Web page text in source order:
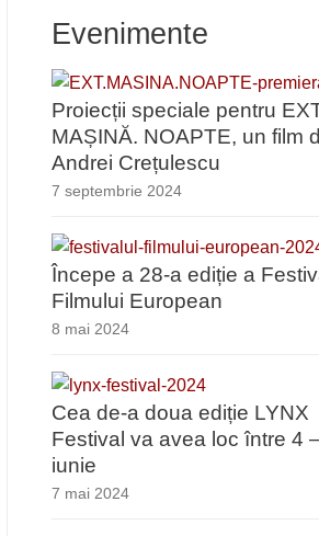
Evenimente
Proiecții speciale pentru
MAȘINĂ. NOAPTE, un film
Andrei Crețulescu
7 septembrie 2024
Începe a 28-a ediție a
Filmului European
8 mai 2024
Cea de-a doua ediție LYNX
Festival va avea loc între 4
iunie
7 mai 2024